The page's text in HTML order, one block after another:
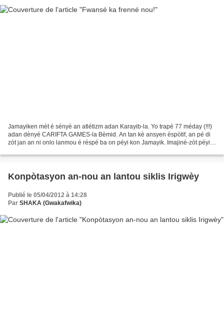
Jamayiken mèt é sényè an atlétizm adan Karayib-la. Yo trapé 77 méday (!!!)
adan dènyé CARIFTA GAMES-la Bèmid. An tan kè ansyen èspòtif, an pé di
zòt jan an ni onlo lanmou é réspé ba on péyi kon Jamayik. Imajiné-zòt péyi-
Konpòtasyon an-nou an lantou siklis Irigwèy
Publié le 05/04/2012 à 14:28
Par SHAKA (Gwakafwika)